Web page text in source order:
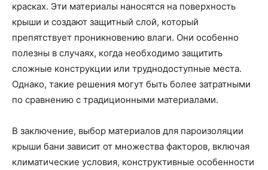
красках. Эти материалы наносятся на поверхность
крыши и создают защитный слой, который
препятствует проникновению влаги. Они особенно
полезны в случаях, когда необходимо защитить
сложные конструкции или труднодоступные места.
Однако, такие решения могут быть более затратными
по сравнению с традиционными материалами.
В заключение, выбор материалов для пароизоляции
крыши бани зависит от множества факторов, включая
климатические условия, конструктивные особенности